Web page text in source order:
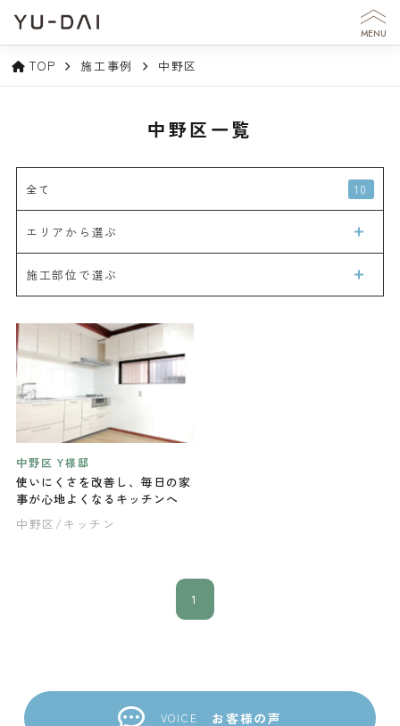
MENU
TOP 施工事例 中野区
中野区一覧
全て 10
エリアから選ぶ
施工部位で選ぶ
中野区 Y様邸
使いにくさを改善し、毎日の家
事が心地よくなるキッチンへ
中野区 /キッチン
1
VOICE お客様の声